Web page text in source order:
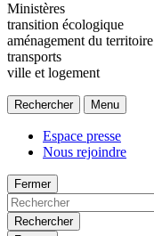
Ministères
transition écologique
aménagement du territoire
transports
ville et logement
Rechercher Menu
Espace presse
Nous rejoindre
Fermer
Rechercher